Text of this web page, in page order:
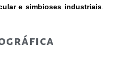
e simbioses industriais.